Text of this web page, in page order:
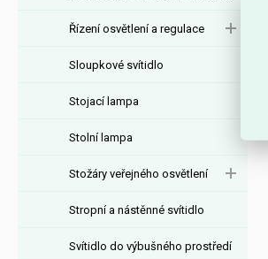
Řízení osvětlení a regulace
Sloupkové svítidlo
Stojací lampa
Stolní lampa
Stožáry veřejného osvětlení
Stropní a nástěnné svítidlo
Svítidlo do výbušného prostředí